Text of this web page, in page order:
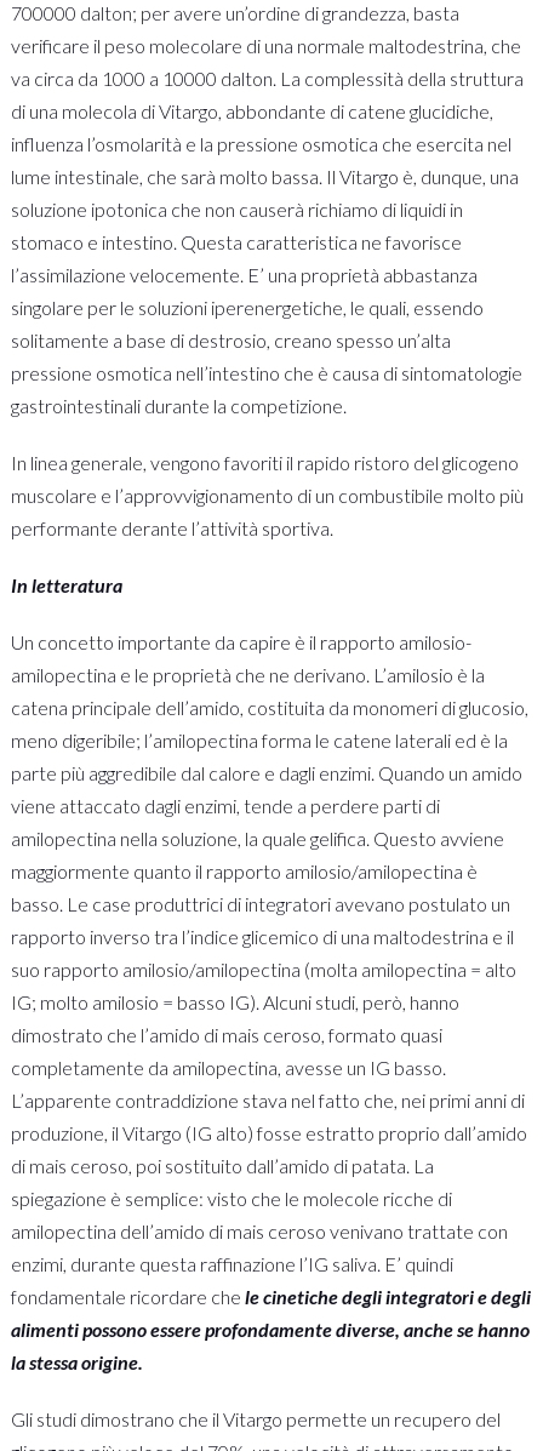
700000 dalton; per avere un’ordine di grandezza, basta
verificare il peso molecolare di una normale maltodestrina, che
va circa da 1000 a 10000 dalton. La complessità della struttura
di una molecola di Vitargo, abbondante di catene glucidiche,
influenza l’osmolarità e la pressione osmotica che esercita nel
lume intestinale, che sarà molto bassa. Il Vitargo è, dunque, una
soluzione ipotonica che non causerà richiamo di liquidi in
stomaco e intestino. Questa caratteristica ne favorisce
l’assimilazione velocemente. E’ una proprietà abbastanza
singolare per le soluzioni iperenergetiche, le quali, essendo
solitamente a base di destrosio, creano spesso un’alta
pressione osmotica nell’intestino che è causa di sintomatologie
gastrointestinali durante la competizione.
In linea generale, vengono favoriti il rapido ristoro del glicogeno
muscolare e l’approvvigionamento di un combustibile molto più
performante derante l’attività sportiva.
In letteratura
Un concetto importante da capire è il rapporto amilosio-
amilopectina e le proprietà che ne derivano. L’amilosio è la
catena principale dell’amido, costituita da monomeri di glucosio,
meno digeribile; l’amilopectina forma le catene laterali ed è la
parte più aggredibile dal calore e dagli enzimi. Quando un amido
viene attaccato dagli enzimi, tende a perdere parti di
amilopectina nella soluzione, la quale gelifica. Questo avviene
maggiormente quanto il rapporto amilosio/amilopectina è
basso. Le case produttrici di integratori avevano postulato un
rapporto inverso tra l’indice glicemico di una maltodestrina e il
suo rapporto amilosio/amilopectina (molta amilopectina = alto
IG; molto amilosio = basso IG). Alcuni studi, però, hanno
dimostrato che l’amido di mais ceroso, formato quasi
completamente da amilopectina, avesse un IG basso.
L’apparente contraddizione stava nel fatto che, nei primi anni di
produzione, il Vitargo (IG alto) fosse estratto proprio dall’amido
di mais ceroso, poi sostituito dall’amido di patata. La
spiegazione è semplice: visto che le molecole ricche di
amilopectina dell’amido di mais ceroso venivano trattate con
enzimi, durante questa raffinazione l’IG saliva. E’ quindi
fondamentale ricordare che le cinetiche degli integratori e degli
alimenti possono essere profondamente diverse, anche se hanno
la stessa origine.
Gli studi dimostrano che il Vitargo permette un recupero del